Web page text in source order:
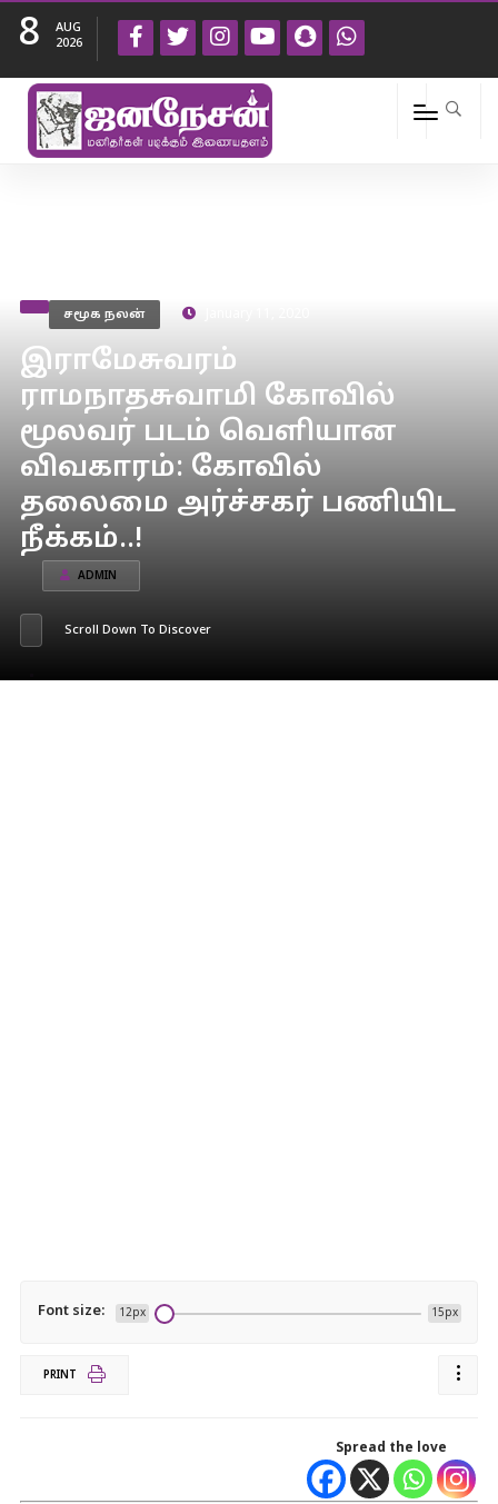
8
AUG
2026
சமூக நலன்
இராமேசுவரம்
ராமநாதசுவாமி கோவில்
மூலவர் படம் வெளியான
விவகாரம்: கோவில்
தலைமை அர்ச்சகர் பணியிட
நீக்கம்..!
ADMIN
Scroll Down To Discover
Font size: 12px 15px
PRINT
Spread the love